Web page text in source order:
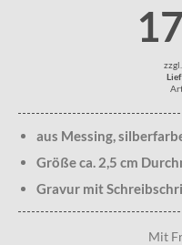
aus Messing,
Größe ca. 2,5 cm
Gravur mit
Mit